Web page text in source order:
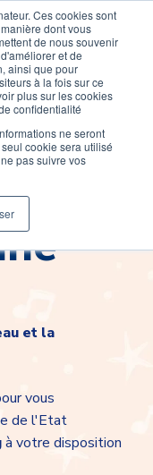
Ces cookies sont
dont vous
de nous souvenir
et de
ainsi que pour
à la fois sur ce
plus sur les cookies
confidentialité
ne seront
cookie sera utilisé
pas suivre vos
à
et la
vous
de l'Etat
à votre disposition